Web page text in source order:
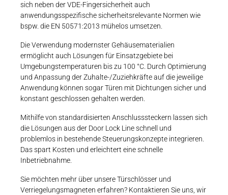
sich neben der VDE-Fingersicherheit auch
anwendungsspezifische sicherheitsrelevante Normen wie
bspw. die EN 50571:2013 mühelos umsetzen.
Die Verwendung modernster Gehäusematerialien
ermöglicht auch Lösungen für Einsatzgebiete bei
Umgebungstemperaturen bis zu 100 °C. Durch Optimierung
und Anpassung der Zuhalte-/Zuziehkräfte auf die jeweilige
Anwendung können sogar Türen mit Dichtungen sicher und
konstant geschlossen gehalten werden.
Mithilfe von standardisierten Anschlusssteckern lassen sich
die Lösungen aus der Door Lock Line schnell und
problemlos in bestehende Steuerungskonzepte integrieren.
Das spart Kosten und erleichtert eine schnelle
Inbetriebnahme.
Sie möchten mehr über unsere Türschlösser und
Verriegelungsmagneten erfahren? Kontaktieren Sie uns, wir